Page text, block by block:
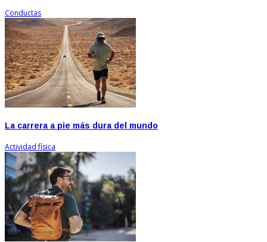
Conductas
La carrera a pie más dura del mundo
Actividad física